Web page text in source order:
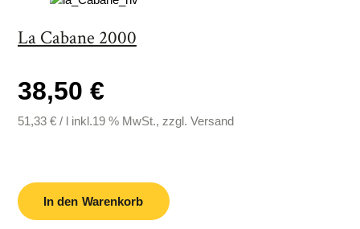
La Cabane 2000
38,50 €
51,33 €/ linkl.19 % MwSt., zzgl. Versand
In den Warenkorb